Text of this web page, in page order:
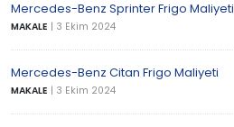
Mercedes-Benz Sprinter Frigo Maliyeti
MAKALE | 3 Ekim 2024
Mercedes-Benz Citan Frigo Maliyeti
MAKALE | 3 Ekim 2024